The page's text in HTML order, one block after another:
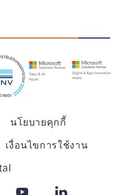
นโยบายคุกกี้
เงื่อนไขการใช้งาน